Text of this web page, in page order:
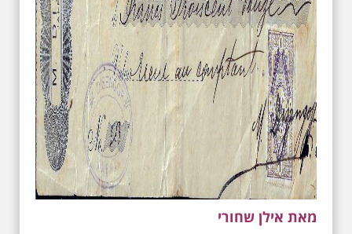
מאת אילן שחורי